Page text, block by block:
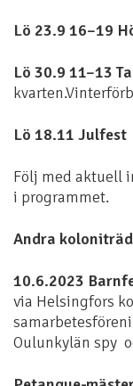
Lö 23.9 16–19
Lö 30.9 11–13
Lö 18.11 Julfest
Följ med aktuell
i programmet.
Andra
10.6.2023
via Helsingfors
Oulunkylän spy